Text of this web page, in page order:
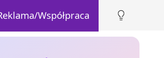
Współpraca